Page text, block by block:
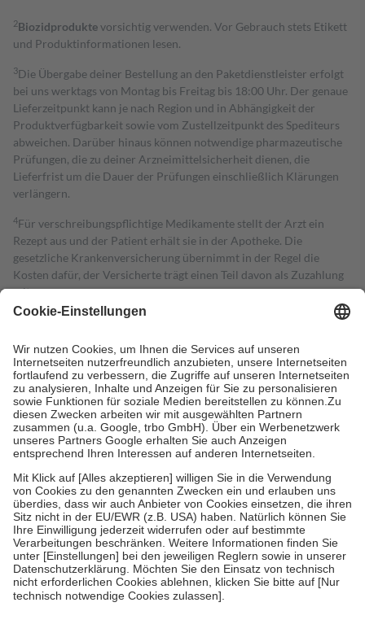
2Biozidproduktevorsichtig verwenden. Vor Gebrauch stets Etikett
und Produktinformationen lesen.
3Die Übergabe deiner Bestellung an den Paketdienstleister erfolgt
bei uns werktags von Montag bis Freitag bis 18:00 Uhr. Der genaue
Lieferzeitpunkt kann je nach Region und in Abhängigkeit der
Produktverfügbarkeit sowie vom Zustellzeitpunkt des Spediteurs
abweichen. Darüber hinaus können notwendige pharmazeutische
Prüfungen, die zu deiner Arzneimittelsicherheit dienen, die
Lieferfrist um die Dauer der Prüfungen einschließlich Klärungen
verlängern.
4Für verschreibungspflichtige Medikamente stellt der Arzt ein
Rezept aus und der Patient erhält sie in der Apotheke. Die
gesetzliche Krankenversicherung übernimmt in der Regel die
Kosten dafür, der Versicherte trägt einen Teil davon als Zuzahlung
mit.
Grundsätzlich leisten Mitglieder Zuzahlungen in Höhe von zehn
höchstens zehn Euro.
Es sind jedoch nie mehr als die tatsächlichen
Kosten der Leistung zu entrichten.
Diese Regeln gelten grundsätzlich auch für Online-Apotheken.
Bei Heilmitteln und häuslicher Krankenpflege beträgt die
Zuzahlung zehn Prozent der Kosten sowie zehn Euro je
Verordnung.
Um das Engagement der Versicherten für ihre eigene Gesundheit zu
stärken und die besondere Stellung der Familie zu unterstützen,
fallenkeine Zuzahlungenan bei:
• Kindern und Jugendlichen bis zum vollendeten 18. Lebensjahr
mit Ausnahme der Fahrkosten
• Untersuchungen zur Vorsorge und Früherkennung, die von der
GKV getragen werden
• empfohlenen Schutzimpfungen
• Harn- und Blutteststreifen